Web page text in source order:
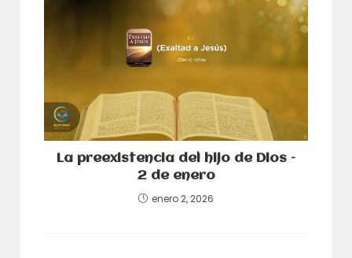
La preexistencia del hijo de Dios –
2 de enero
enero 2, 2026